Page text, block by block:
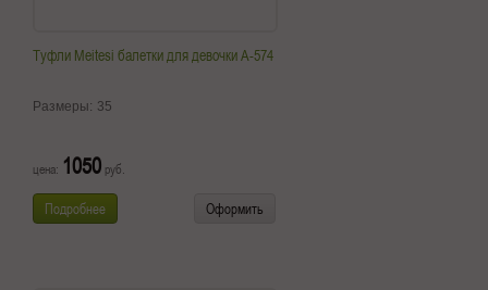
Туфли Meitesi балетки для девочки A-574
Размеры: 35
цена: 1050 руб.
Подробнее Оформить